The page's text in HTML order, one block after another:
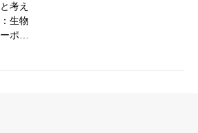
考え
生物
ーポ…